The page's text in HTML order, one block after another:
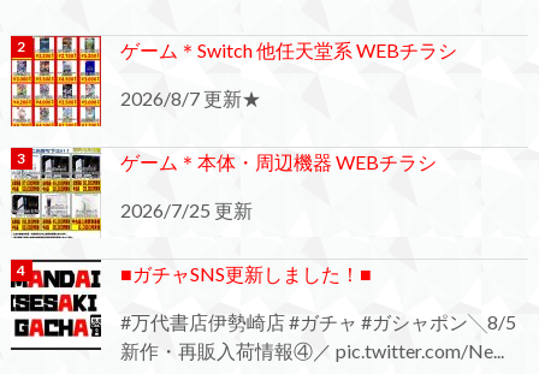
ゲーム＊Switch 他任天堂系 WEBチラシ
2026/8/7 更新★
ゲーム＊本体・周辺機器 WEBチラシ
2026/7/25 更新
■ガチャSNS更新しました！■
#万代書店伊勢崎店 #ガチャ #ガシャポン╲8/5
新作・再販入荷情報④／ pic.twitter.com/Ne...